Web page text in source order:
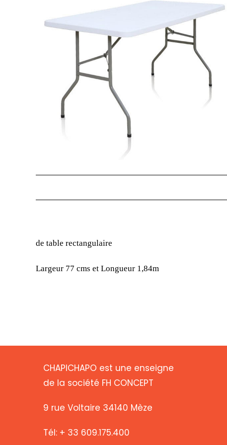
de table rectangulaire
Largeur 77 cms et Longueur 1,84m
CHAPICHAPO est une enseigne
de la société FH CONCEPT
9 rue Voltaire 34140 Mèze
Tél: + 33 609.175.400